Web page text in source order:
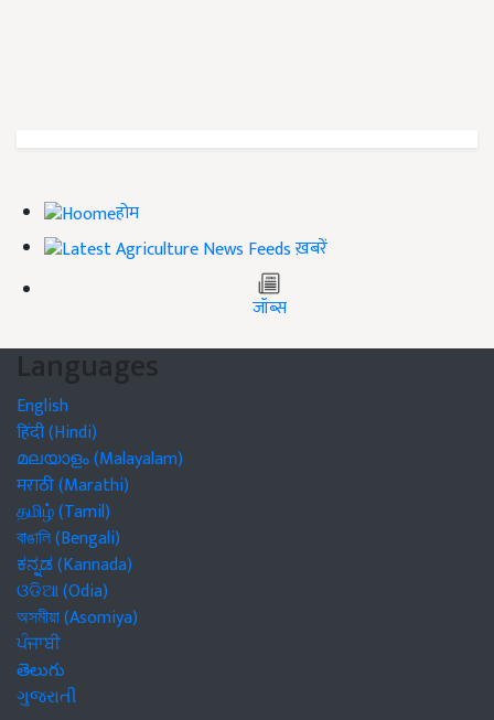
होम
ख़बरें
जॉब्स
Languages
English
हिंदी (Hindi)
മലയാളം (Malayalam)
मराठी (Marathi)
தமிழ் (Tamil)
বাঙালি (Bengali)
ಕನ್ನಡ (Kannada)
ଓଡିଆ (Odia)
অসমীয়া (Asomiya)
ਪੰਜਾਬੀ
తెలుగు
ગુજરાતી